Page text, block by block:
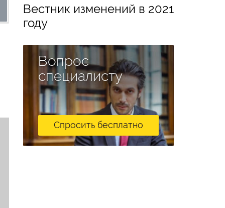
Вестник изменений в 2021
году
Вопрос
специалисту
Спросить бесплатно